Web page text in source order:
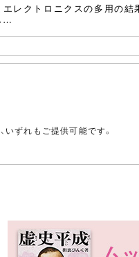
レクトロニクスの多用の
…
ずれもご提供可能です。